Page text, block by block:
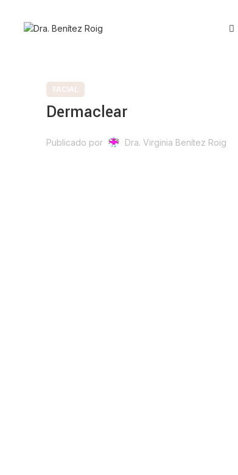
FACIAL
Dermaclear
Publicado por Dra. Virginia Benítez Roig